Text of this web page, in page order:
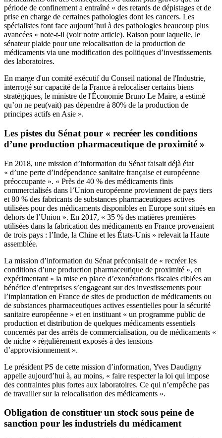
période de confinement a entraîné « des retards de dépistages et de
prise en charge de certaines pathologies dont les cancers. Les
spécialistes font face aujourd’hui à des pathologies beaucoup plus
avancées » note-t-il (voir notre article). Raison pour laquelle, le
sénateur plaide pour une relocalisation de la production de
médicaments via une modification des politiques d’investissements
des laboratoires.
En marge d'un comité exécutif du Conseil national de l'Industrie,
interrogé sur capacité de la France à relocaliser certains biens
stratégiques, le ministre de l'Économie Bruno Le Maire, a estimé
qu’on ne peu(vait) pas dépendre à 80% de la production de
principes actifs en Asie ».
Les pistes du Sénat pour « recréer les conditions
d’une production pharmaceutique de proximité »
En 2018, une mission d’information du Sénat faisait déjà état
« d’une perte d’indépendance sanitaire française et européenne
préoccupante ». « Près de 40 % des médicaments finis
commercialisés dans l’Union européenne proviennent de pays tiers
et 80 % des fabricants de substances pharmaceutiques actives
utilisées pour des médicaments disponibles en Europe sont situés en
dehors de l’Union ». En 2017, « 35 % des matières premières
utilisées dans la fabrication des médicaments en France provenaient
de trois pays : l’Inde, la Chine et les États-Unis » relevait la Haute
assemblée.
La mission d’information du Sénat préconisait de « recréer les
conditions d’une production pharmaceutique de proximité », en
expérimentant « la mise en place d’exonérations fiscales ciblées au
bénéfice d’entreprises s’engageant sur des investissements pour
l’implantation en France de sites de production de médicaments ou
de substances pharmaceutiques actives essentielles pour la sécurité
sanitaire européenne » et en instituant « un programme public de
production et distribution de quelques médicaments essentiels
concernés par des arrêts de commercialisation, ou de médicaments «
de niche » régulièrement exposés à des tensions
d’approvisionnement ».
Le président PS de cette mission d’information, Yves Daudigny
appelle aujourd’hui à, au moins, « faire respecter la loi qui impose
des contraintes plus fortes aux laboratoires. Ce qui n’empêche pas
de travailler sur la relocalisation des médicaments ».
Obligation de constituer un stock sous peine de
sanction pour les industriels du médicament